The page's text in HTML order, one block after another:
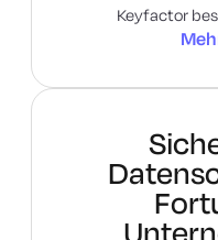
Keyfactor